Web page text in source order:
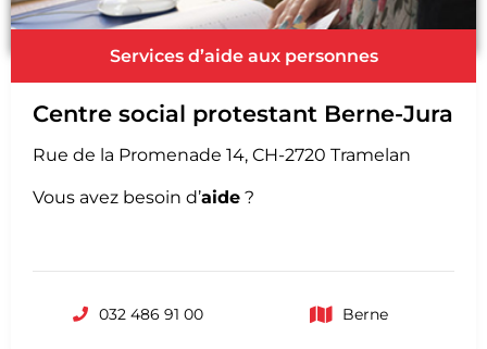
Services d’aide aux personnes
Centre social protestant Berne-Jura
Rue de la Promenade 14, CH-2720 Tramelan
Vous avez besoin d’aide ?
032 486 91 00 Berne